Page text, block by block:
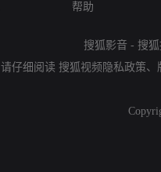
帮助
搜狐影音 - 搜
请仔细阅读 搜狐视频隐私政策、